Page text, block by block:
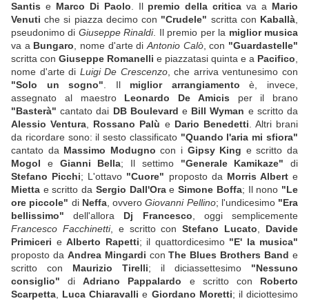
Santis e Marco Di Paolo . Il premio della critica va a Mario
Venuti che si piazza decimo con "Crudele" scritta con Kaballà
pseudonimo di Giuseppe Rinaldi. Il premio per la miglior musica
va a Bungaro , nome d'arte diAntonio Calò, con "Guardastelle"
scritta con Giuseppe Romanelli e piazzatasi quinta e a Pacifico
nome d'arte di Luigi De Crescenzo, che arriva ventunesimo con
"Solo un sogno" . Il miglior arrangiamento è, invece,
assegnato al maestro Leonardo De Amicis per il brano
"Basterà" cantato dai DB Boulevard e Bill Wyman e scritto da
Alessio Ventura
Rossano Palù e Dario Benedetti . Altri brani
da ricordare sono: il sesto classificato "Quando l'aria mi sfiora"
cantato da Massimo Modugno con i Gipsy King e scritto da
Mogol e Gianni Bella; Il settimo "Generale Kamikaze" di
Stefano Picchi; L'ottavo "Cuore" proposto da Morris Alberte
Mietta e scritto da Sergio Dall'OraeSimone Boffa; Il nono "Le
ore piccole" di Neffa, ovveroGiovanni Pellino; l'undicesimo "Era
bellissimo" dell'allora Dj Francesco , oggi semplicemente
Francesco Facchinetti, e scritto conStefano Lucato
Davide
Primiceri e Alberto Rapetti; il quattordicesimo "E' la musica"
proposto da Andrea Mingardi conThe Blues Brothers Band e
scritto con Maurizio Tirelli; il diciassettesimo "Nessuno
consiglio" diAdriano Pappalardo e scritto con Roberto
Scarpetta
Luca Chiaravalli e Giordano Moretti; il diciottesimo